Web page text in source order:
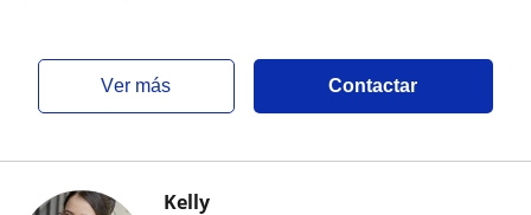
ver más Contactar
Kelly